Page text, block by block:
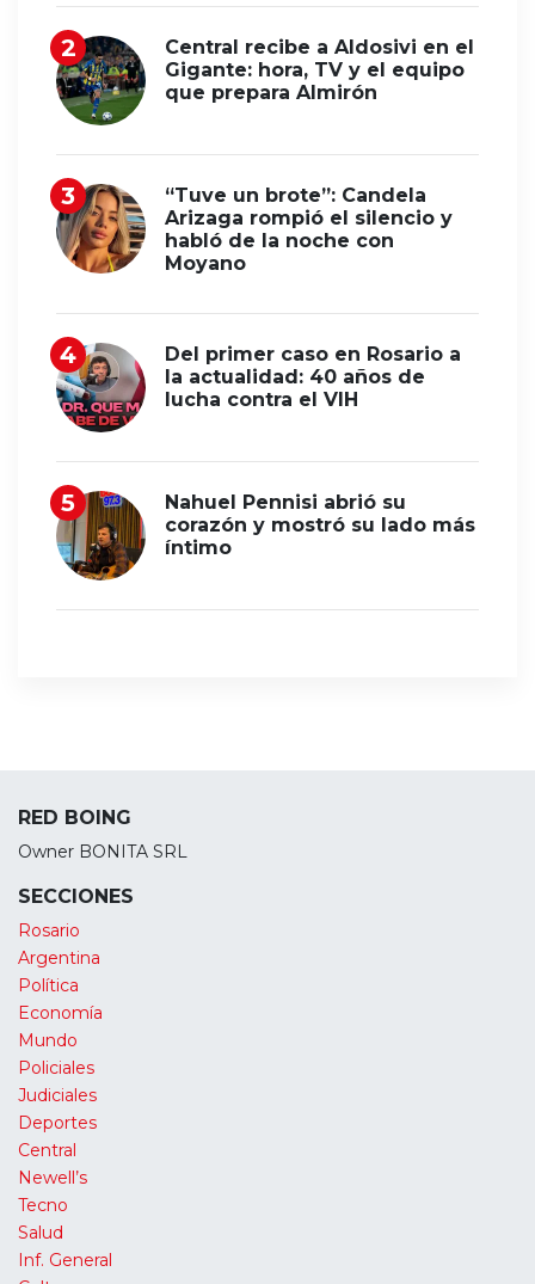
Central recibe a Aldosivi en el
Gigante: hora, TV y el equipo
que prepara Almirón
“Tuve un brote”: Candela
Arizaga rompió el silencio y
habló de la noche con
Moyano
Del primer caso en Rosario a
la actualidad: 40 años de
lucha contra el VIH
Nahuel Pennisi abrió su
corazón y mostró su lado más
íntimo
RED BOING
Owner BONITA SRL
SECCIONES
Rosario
Argentina
Política
Economía
Mundo
Policiales
Judiciales
Deportes
Central
Newell’s
Tecno
Salud
Inf. General